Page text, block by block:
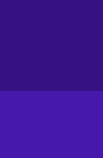
and remote workers with
restaurants;
a meal program, and
delivered right to the
and cities.